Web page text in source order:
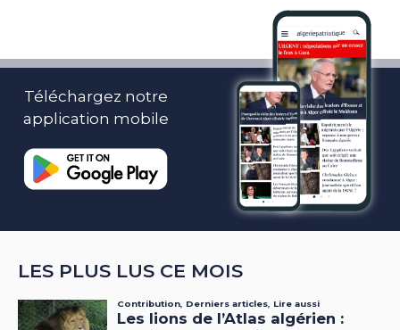
Téléchargez notre
application mobile
LES PLUS LUS CE MOIS